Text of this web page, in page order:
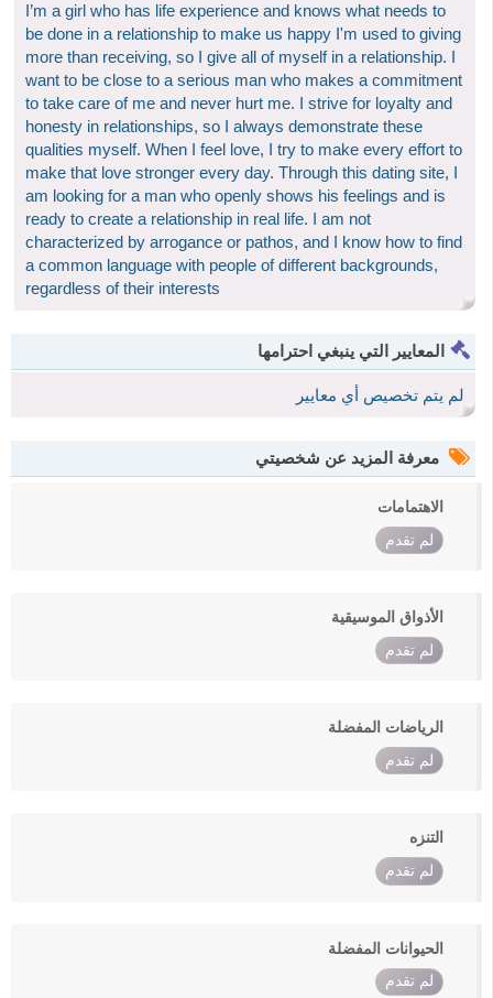
I’m a girl who has life experience and knows what needs to
be done in a relationship to make us happy I'm used to giving
more than receiving, so I give all of myself in a relationship. I
want to be close to a serious man who makes a commitment
to take care of me and never hurt me. I strive for loyalty and
honesty in relationships, so I always demonstrate these
qualities myself. When I feel love, I try to make every effort to
make that love stronger every day. Through this dating site, I
am looking for a man who openly shows his feelings and is
ready to create a relationship in real life. I am not
characterized by arrogance or pathos, and I know how to find
a common language with people of different backgrounds,
regardless of their interests
المعايير التي ينبغي احترامها
لم يتم تخصيص أي معايير
معرفة المزيد عن شخصيتي
الاهتمامات
لم تقدم
الأذواق الموسيقية
لم تقدم
الرياضات المفضلة
لم تقدم
التنزه
لم تقدم
الحيوانات المفضلة
لم تقدم